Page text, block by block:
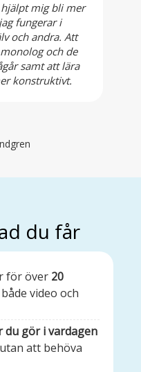
mig bli mer
fungerar i
och andra. Att
och de
samt att lära
konstruktivt.
du får
för över 20
video och
gör i vardagen
att behöva